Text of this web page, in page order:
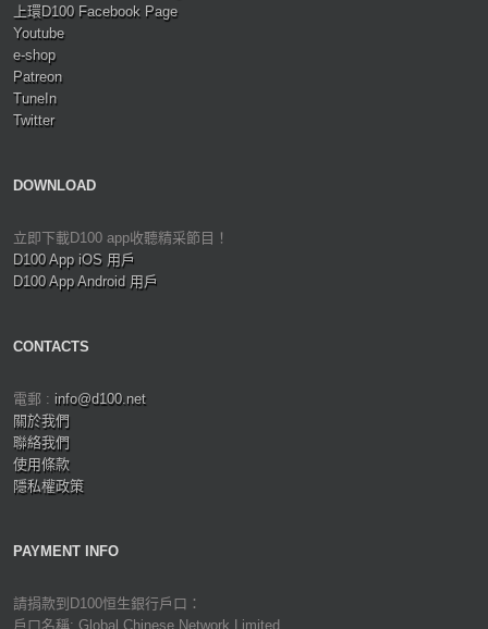
上環D100 Facebook Page
Youtube
e-shop
Patreon
TuneIn
Twitter
DOWNLOAD
立即下載D100 app收聽精采節目！
D100 App iOS 用戶
D100 App Android 用戶
CONTACTS
電郵 : info@d100.net
關於我們
聯絡我們
使用條款
隱私權政策
PAYMENT INFO
請捐款到D100恒生銀行戶口：
戶口名稱: Global Chinese Network Limited